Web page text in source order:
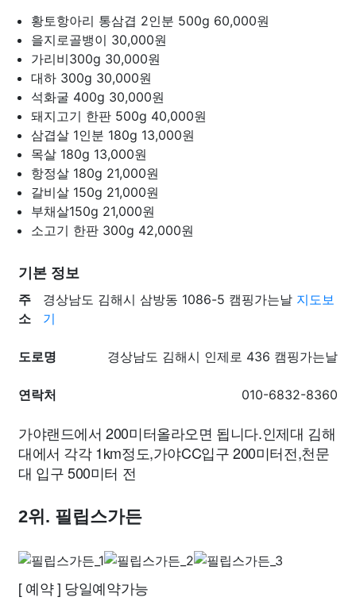
황토항아리 통삼겹 2인분 500g 60,000원
을지로골뱅이 30,000원
가리비300g 30,000원
대하 300g 30,000원
석화굴 400g 30,000원
돼지고기 한판 500g 40,000원
삼겹살 1인분 180g 13,000원
목살 180g 13,000원
항정살 180g 21,000원
갈비살 150g 21,000원
부채살150g 21,000원
소고기 한판 300g 42,000원
기본 정보
주
소
경상남도 김해시 삼방동 1086-5 캠핑가는날 지도보
기
도로명 경상남도 김해시 인제로 436 캠핑가는날
연락처 010-6832-8360
가야랜드에서 200미터올라오면 됩니다.인제대 김해
대에서 각각 1km정도,가야CC입구 200미터전,천문
대 입구 500미터 전
2위. 필립스가든
[ 예약 ] 당일예약가능